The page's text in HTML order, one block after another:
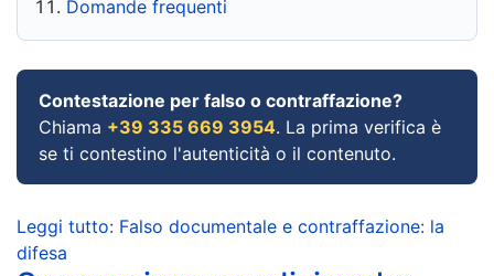
Domande frequenti
Contestazione per falso o contraffazione?
Chiama +39 335 669 3954. La prima verifica è
se ti contestino l'autenticità o il contenuto.
Leggi tutto: Falso documentale e contraffazione: la
difesa